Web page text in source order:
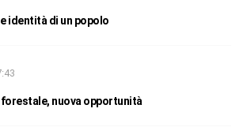
identità di un popolo
nuova opportunità